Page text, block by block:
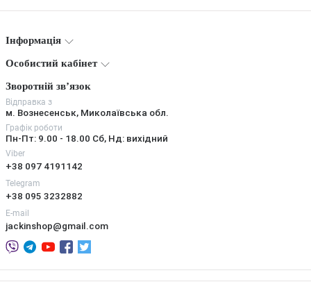
Інформація
Особистий кабінет
Зворотній зв’язок
Відправка з
м. Вознесенськ, Миколаївська обл.
Графік роботи
Пн-Пт: 9.00 - 18.00 Сб, Нд: вихідний
Viber
+38 097 4191142
Telegram
+38 095 3232882
E-mail
jackinshop@gmail.com